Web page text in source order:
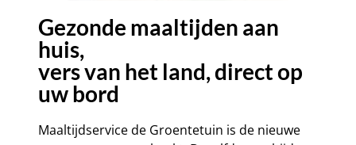
Gezonde maaltijden aan
huis,
vers van het land, direct op
uw bord
Maaltijdservice de Groentetuin is de nieuwe